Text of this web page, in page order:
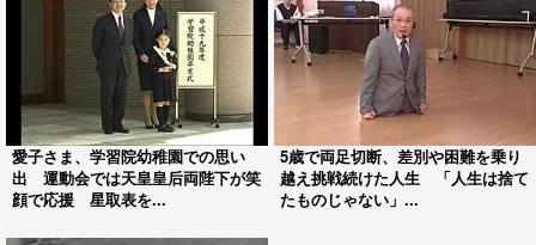
愛子さま、学習院幼稚園での思い
出 運動会では天皇皇后両陛下が笑
顔で応援 星取表を...
5歳で両足切断、差別や困難を乗り
越え挑戦続けた人生 「人生は捨て
たものじゃない」...